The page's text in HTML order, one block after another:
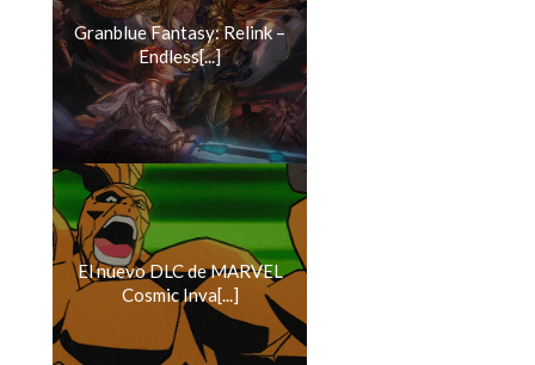
Granblue Fantasy: Relink –
Endless[...]
El nuevo DLC de MARVEL
Cosmic Inva[...]